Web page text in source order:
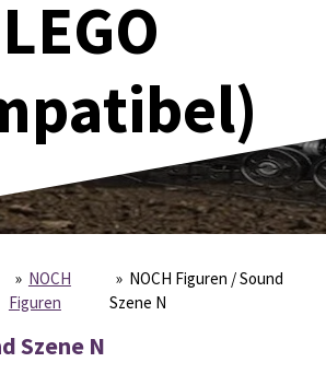
LEGO
» NOCH
Figuren
» NOCH Figuren / Sound
Szene N
Szene N